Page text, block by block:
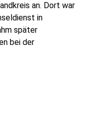
an. Dort war
in
später
bei der